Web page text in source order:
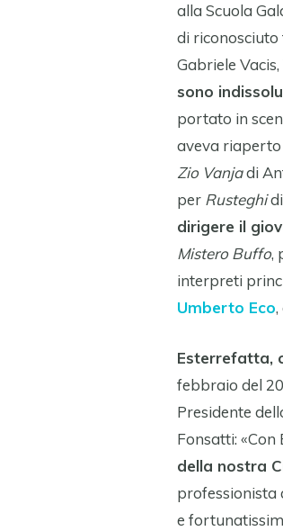
alla Scuola
di riconosciuto
Gabriele
sono
portato in
aveva
Zio Vanjadi
per Rusteghidi
dirigere il
Mistero Buffo,
interpreti
Umberto Eco
Esterrefatta,
febbraio del
Presidente
Fonsatti:
della nostra
professionista
e